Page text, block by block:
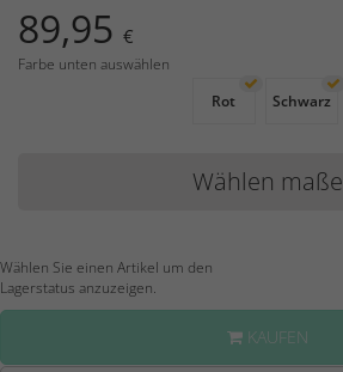
89,95 €
Farbe unten auswählen
Rot
Schwarz
Wählen maße
Wählen Sie einen Artikel um den
Lagerstatus anzuzeigen.
KAUFEN